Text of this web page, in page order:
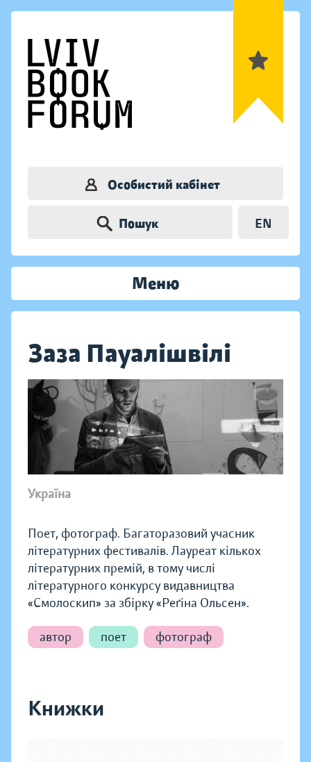
Особистий кабінет
Пошук EN
Меню
Заза Пауалішвілі
Україна
Поет, фотограф. Багаторазовий учасник
літературних фестивалів. Лауреат кількох
літературних премій, в тому числі
літературного конкурсу видавництва
«Смолоскип» за збірку «Реґіна Ольсен».
автор поет фотограф
Книжки